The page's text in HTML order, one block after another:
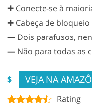
✚ Conecte-se à
✚ Cabeça de bloqueio
— Dois parafusos,
— Não para todas as
$ VEJA NA
Rating